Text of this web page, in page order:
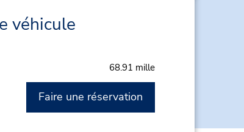
véhicule
68.91 mille
Faire une réservation